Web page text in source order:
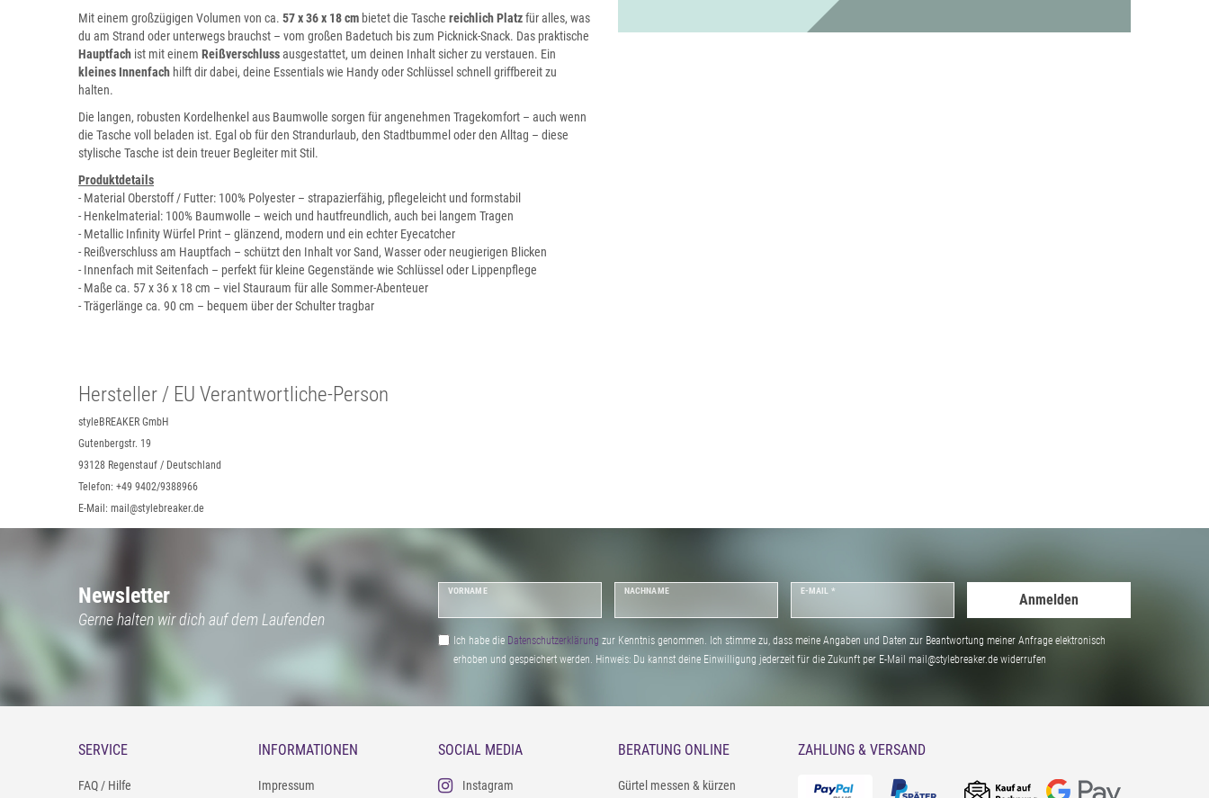
Mit einem großzügigen Volumen von ca. 57 x 36 x 18 cm bietet die Tasche reichlich Platzfür alles, was
du am Strand oder unterwegs brauchst – vom großen Badetuch bis zum Picknick-Snack. Das praktische
Hauptfach ist mit einem Reißverschlussausgestattet, um deinen Inhalt sicher zu verstauen. Ein
kleines Innenfach hilft dir dabei, deine Essentials wie Handy oder Schlüssel schnell griffbereit zu
halten.
Die langen, robusten Kordelhenkel aus Baumwolle sorgen für angenehmen Tragekomfort – auch wenn
die Tasche voll beladen ist. Egal ob für den Strandurlaub, den Stadtbummel oder den Alltag – diese
stylische Tasche ist dein treuer Begleiter mit Stil.
Produktdetails
- Material Oberstoff / Futter: 100% Polyester – strapazierfähig, pflegeleicht und formstabil
- Henkelmaterial: 100% Baumwolle – weich und hautfreundlich, auch bei langem Tragen
- Metallic Infinity Würfel Print – glänzend, modern und ein echter Eyecatcher
- Reißverschluss am Hauptfach – schützt den Inhalt vor Sand, Wasser oder neugierigen Blicken
- Innenfach mit Seitenfach – perfekt für kleine Gegenstände wie Schlüssel oder Lippenpflege
- Maße ca. 57 x 36 x 18 cm – viel Stauraum für alle Sommer-Abenteuer
- Trägerlänge ca. 90 cm – bequem über der Schulter tragbar
Hersteller / EU Verantwortliche-Person
styleBREAKER GmbH
Gutenbergstr. 19
93128 Regenstauf / Deutschland
Telefon: +49 9402/9388966
E-Mail: mail@stylebreaker.de
Newsletter
Gerne halten wir dich auf dem Laufenden
VORNAME NACHNAME E-MAIL *
Anmelden
Ich habe die Daten­schutz­erklärung zur Kenntnis genommen. Ich stimme zu, dass meine Angaben und Daten zur Beantwortung meiner Anfrage elektronisch
erhoben und gespeichert werden. Hinweis: Du kannst deine Einwilligung jederzeit für die Zukunft per E-Mail mail@stylebreaker.de widerrufen
SERVICE
FAQ / Hilfe
INFORMATIONEN
Impressum
SOCIAL MEDIA
Instagram
BERATUNG ONLINE
Gürtel messen & kürzen
ZAHLUNG & VERSAND